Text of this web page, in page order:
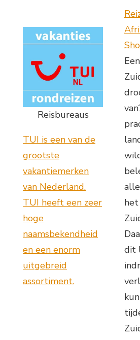
Reisbureaus
TUI is een van de
grootste
vakantiemerken
van Nederland.
TUI heeft een zeer
hoge
naamsbekendheid
en een enorm
uitgebreid
assortiment.
dit